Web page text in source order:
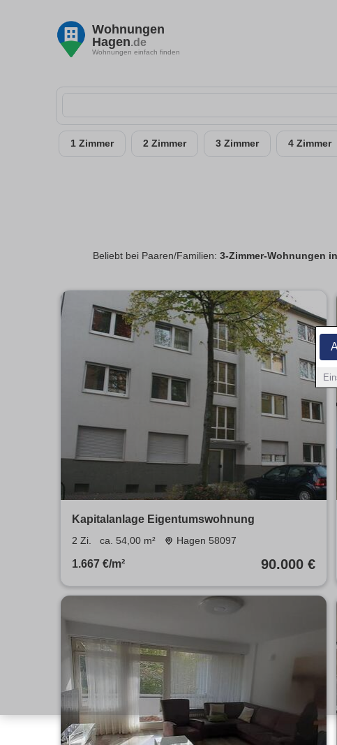
Wohnungen
Hagen.de
Wohnungen einfach finden
1 Zimmer 2 Zimmer 3 Zimmer 4 Zimmer
Beliebt bei Paaren/Familien: 3-Zimmer-Wohnungen
Kapitalanlage Eigentumswohnung
2 Zi. ca. 54,00 m² Hagen 58097
1.667 €/m² 90.000 €